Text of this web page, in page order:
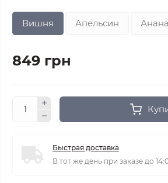
Вишня Апельсин
849 грн
Быстрая доставка
В тот же день при заказе до